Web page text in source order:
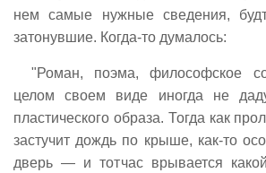
нем самые нужные сведения,
затонувшие. Когда-то думалось:
"Роман, поэма, философское
целом своем виде иногда не
пластического образа. Тогда как
застучит дождь по крыше, как-то
дверь — и тотчас врывается